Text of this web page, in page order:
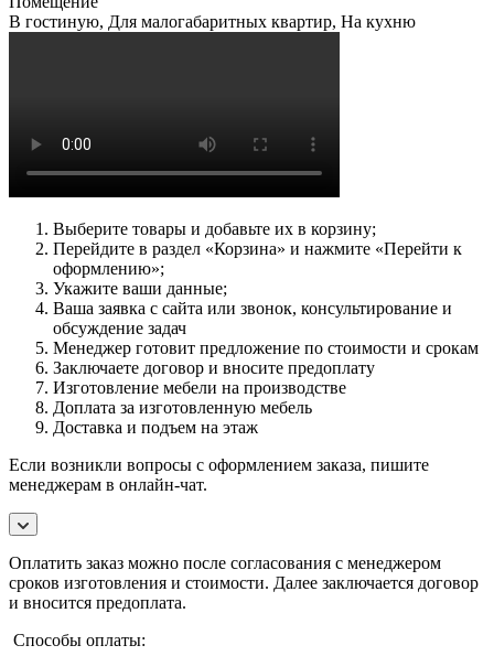
В гостиную, Для малогабаритных квартир, На кухню
Выберите товары и добавьте их в корзину;
Перейдите в раздел «Корзина» и нажмите «Перейти к
оформлению»;
Укажите ваши данные;
Ваша заявка с сайта или звонок, консультирование и
обсуждение задач
Менеджер готовит предложение по стоимости и срокам
Заключаете договор и вносите предоплату
Изготовление мебели на производстве
Доплата за изготовленную мебель
Доставка и подъем на этаж
Если возникли вопросы с оформлением заказа, пишите
менеджерам в онлайн-чат.
Оплатить заказ можно после согласования с менеджером
сроков изготовления и стоимости. Далее заключается договор
и вносится предоплата.
Способы оплаты: